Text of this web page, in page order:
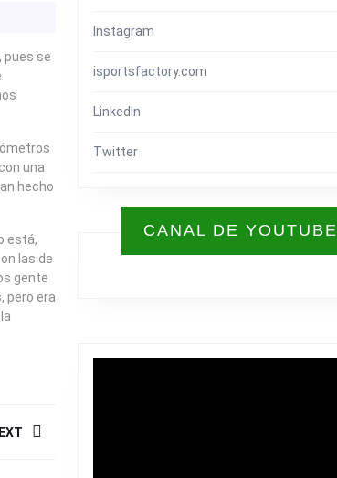
pues se
una
hecho
está,
las de
gente
pero era
Instagram
isportsfactory.com
LinkedIn
Twitter
CANAL DE YOUTUBE